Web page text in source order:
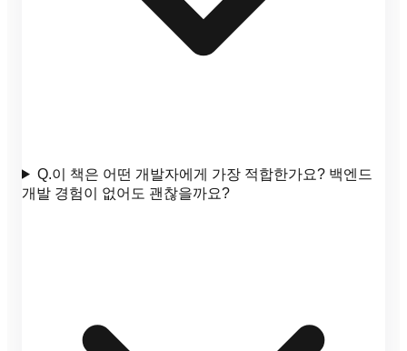
Q.이 책은 어떤 개발자에게 가장 적합한가요? 백엔드
개발 경험이 없어도 괜찮을까요?